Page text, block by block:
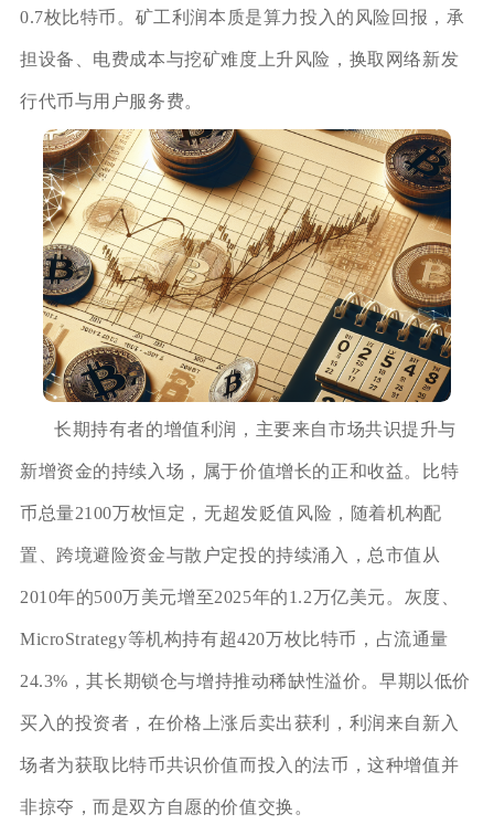
0.7枚比特币。矿工利润本质是算力投入的风险回报，承
担设备、电费成本与挖矿难度上升风险，换取网络新发
行代币与用户服务费。
长期持有者的增值利润，主要来自市场共识提升与
新增资金的持续入场，属于价值增长的正和收益。比特
币总量2100万枚恒定，无超发贬值风险，随着机构配
置、跨境避险资金与散户定投的持续涌入，总市值从
2010年的500万美元增至2025年的1.2万亿美元。灰度、
MicroStrategy等机构持有超420万枚比特币，占流通量
24.3%，其长期锁仓与增持推动稀缺性溢价。早期以低价
买入的投资者，在价格上涨后卖出获利，利润来自新入
场者为获取比特币共识价值而投入的法币，这种增值并
非掠夺，而是双方自愿的价值交换。